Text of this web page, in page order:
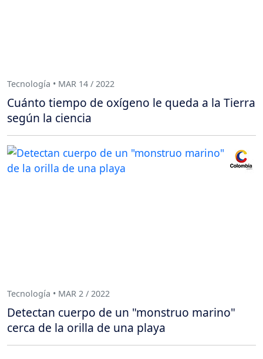
Tecnología • MAR 14 / 2022
Cuánto tiempo de oxígeno le queda a la Tierra
según la ciencia
Tecnología • MAR 2 / 2022
Detectan cuerpo de un "monstruo marino"
cerca de la orilla de una playa